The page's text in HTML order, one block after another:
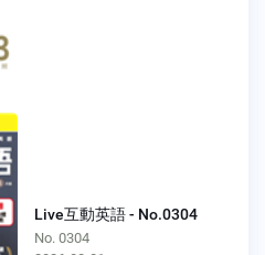
Live互動英語 - No.0304
No. 0304